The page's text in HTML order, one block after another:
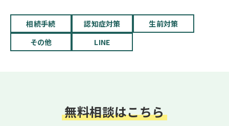
相続手続 認知症対策
生前対策
その他
LINE
無料相談はこちら